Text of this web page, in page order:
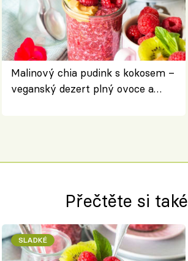
Malinový chia pudink s kokosem –
veganský dezert plný ovoce a
Přečtěte si také
SLADKÉ